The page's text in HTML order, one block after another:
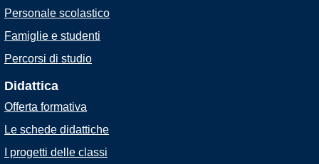
Personale scolastico
Famiglie e studenti
Percorsi di studio
Didattica
Offerta formativa
Le schede didattiche
I progetti delle classi